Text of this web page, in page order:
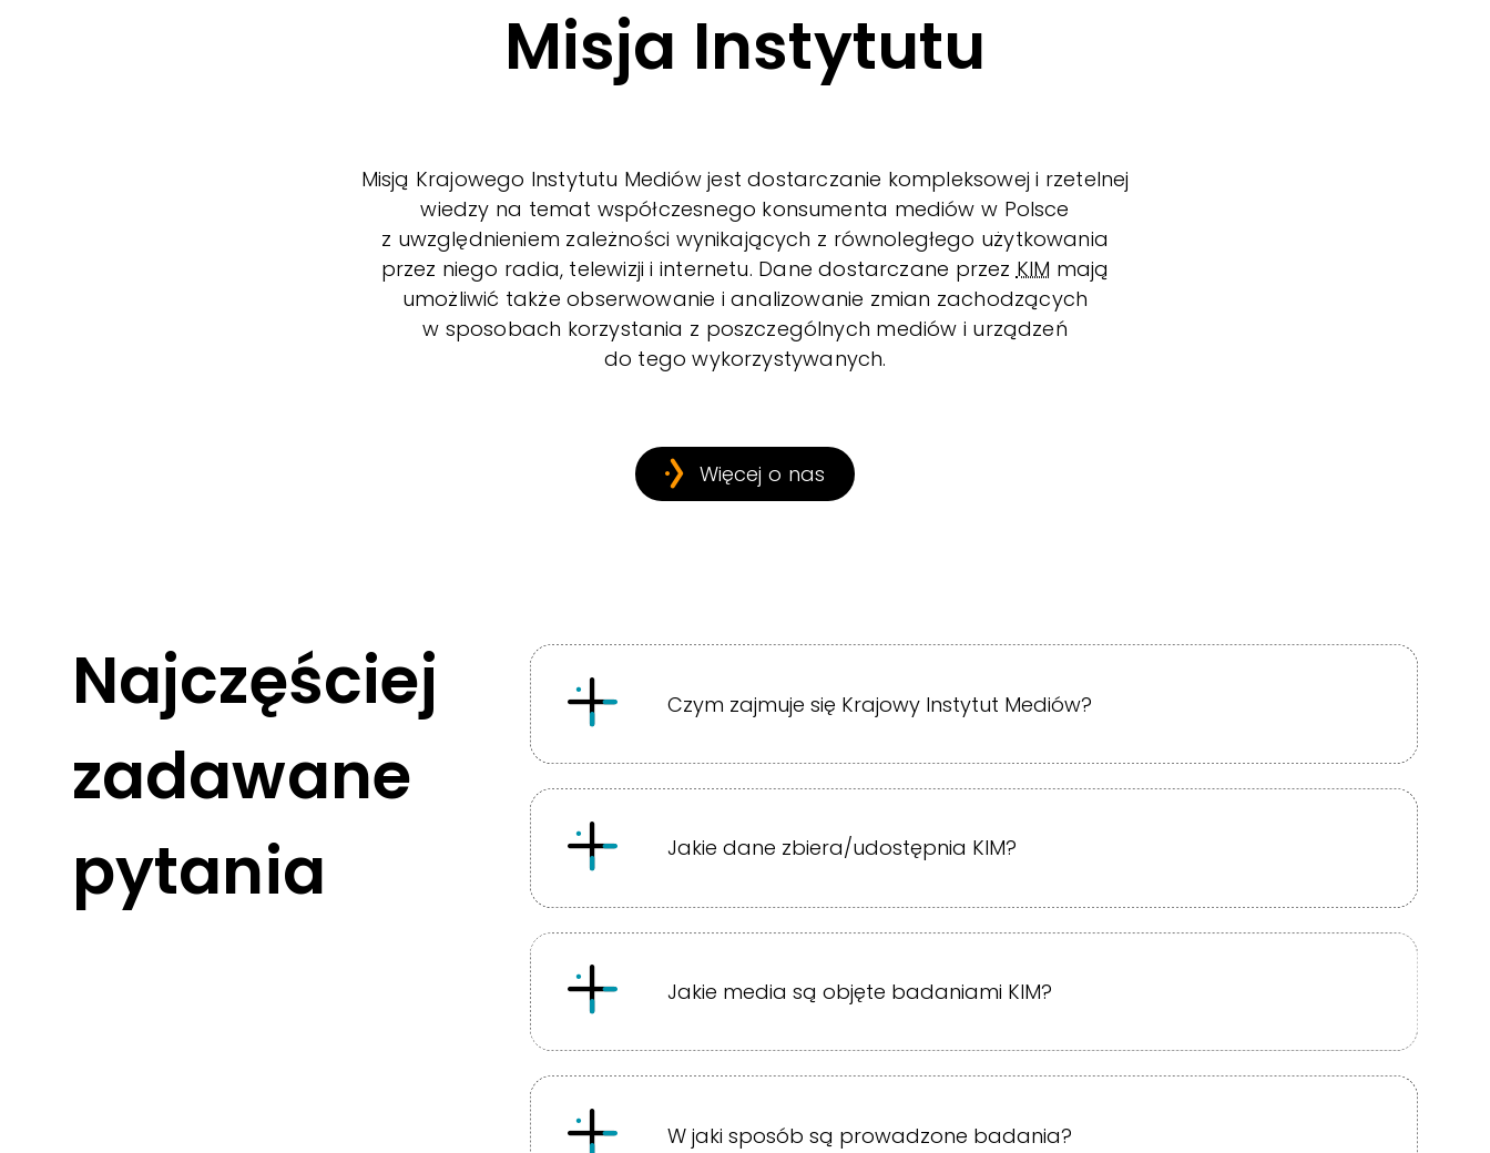
Misja Instytutu
Misją Krajowego Instytutu Mediów jest dostarczanie kompleksowej i rzetelnej
wiedzy na temat współczesnego konsumenta mediów w Polsce
z uwzględnieniem zależności wynikających z równoległego użytkowania
przez niego radia, telewizji i internetu. Dane dostarczane przez KIM mają
umożliwić także obserwowanie i analizowanie zmian zachodzących
w sposobach korzystania z poszczególnych mediów i urządzeń
do tego wykorzystywanych.
Więcej o nas
Najczęściej
zadawane
pytania
Czym zajmuje się Krajowy Instytut Mediów?
Jakie dane zbiera/udostępnia KIM?
Jakie media są objęte badaniami KIM?
W jaki sposób są prowadzone badania?